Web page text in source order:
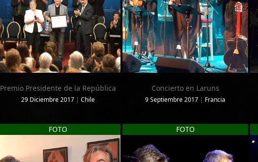
Premio Presidente de la República
29 Diciembre 2017 | Chile
Concierto en Laruns
9 Septiembre 2017 | Francia
FOTO FOTO